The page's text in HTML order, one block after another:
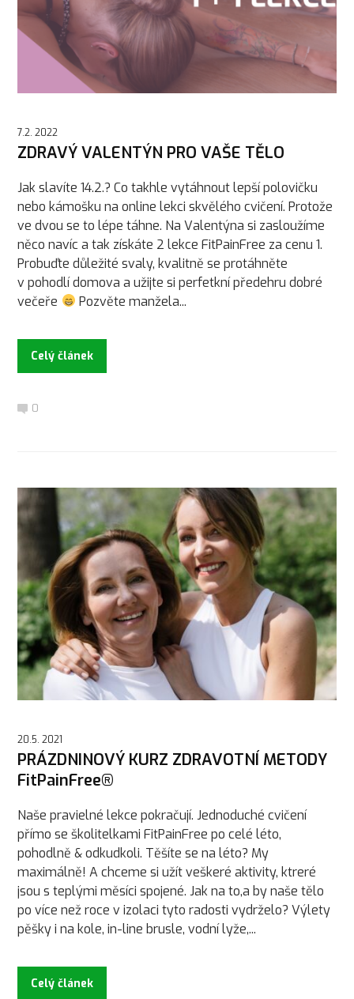
7.2. 2022
ZDRAVÝ VALENTÝN PRO VAŠE TĚLO
Jak slavíte 14.2.? Co takhle vytáhnout lepší polovičku
nebo kámošku na online lekci skvělého cvičení. Protože
ve dvou se to lépe táhne. Na Valentýna si zasloužíme
něco navíc a tak získáte 2 lekce FitPainFree za cenu 1.
Probuďte důležité svaly, kvalitně se protáhněte
v pohodlí domova a užijte si perfetkní předehru dobré
večeře
Pozvěte manžela...
Celý článek
0
20.5. 2021
PRÁZDNINOVÝ KURZ ZDRAVOTNÍ METODY
FitPainFree®
Naše pravielné lekce pokračují. Jednoduché cvičení
přímo se školitelkami FitPainFree po celé léto,
pohodlně & odkudkoli. Těšíte se na léto? My
maximálně! A chceme si užít veškeré aktivity, ktreré
jsou s teplými měsíci spojené. Jak na to,a by naše tělo
po více než roce v izolaci tyto radosti vydrželo? Výlety
pěšky i na kole, in-line brusle, vodní lyže,...
Celý článek